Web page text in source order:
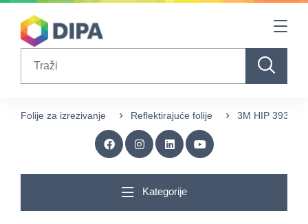
Table Of Content
Folije za izrezivanje Reflektirajuće folije 3M HIP 3934
Kategorije